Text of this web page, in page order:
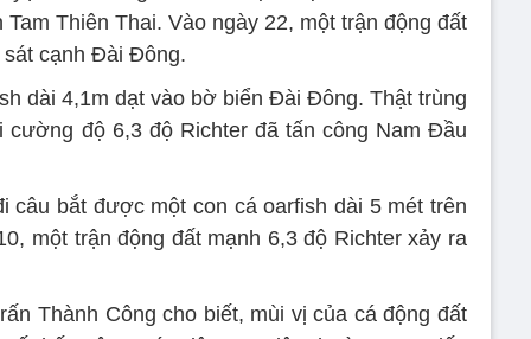
Thiên Thai. Vào ngày 22, một trận động đất
cạnh Đài Đông.
dài 4,1m dạt vào bờ biển Đài Đông. Thật trùng
độ 6,3 độ Richter đã tấn công Nam Đầu
câu bắt được một con cá oarfish dài 5 mét trên
một trận động đất mạnh 6,3 độ Richter xảy ra
Thành Công cho biết, mùi vị của cá động đất